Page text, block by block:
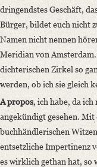
Printed Text
Provider: Dresden,
OAI Id: 36284268X
Bibliography:
anderen, meist
Incipit:
Gott grüße dich,
Language
dringendstes Geschäft,
Bürger, bildet euch nicht
Namen nicht nennen
Meridian von
dichterischen Zirkel so
werden, ob ich sie gleich
A propos, ich habe, da
angekündigt gesehen.
buchhändlerischen
entsetzliche Impertinenz
es wirklich gethan hat, so